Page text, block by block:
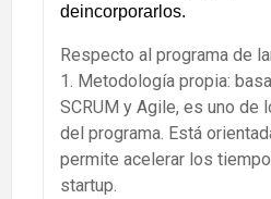
deincorporarlos.
Respecto al programa de
1. Metodología propia:
SCRUM y Agile, es uno de
del programa. Está
permite acelerar los
startup.